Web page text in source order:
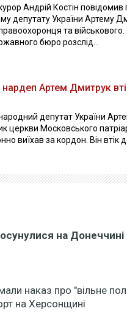
Андрій Костін повідомив
депутату України Артему
та військового.
бюро розслід...
Артем Дмитрук
депутат України
церкви Московського
виїхав за кордон. Він втік
на Донеччині
наказ про "вільне
на Херсонщині